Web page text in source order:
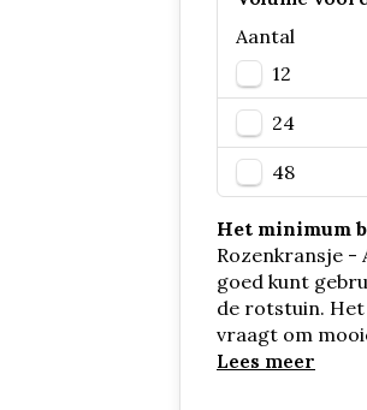
Aantal
12
24
48
Het minimum
Rozenkransje -
goed kunt
de rotstuin.
vraagt om
Lees meer